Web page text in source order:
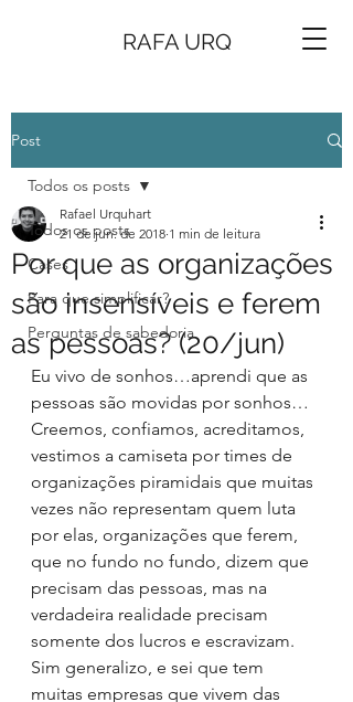
RAFA URQ
Post
Todos os posts
Cases
Para que simplificar?
Perguntas de sabedoria
Todos os posts
Por que as organizações
são insensíveis e ferem
as pessoas? (20/jun)
Rafael Urquhart
21 de jun. de 2018 1 min de leitura
Eu vivo de sonhos…aprendi que as
pessoas são movidas por sonhos…
Creemos, confiamos, acreditamos,
vestimos a camiseta por times de
organizações piramidais que muitas
vezes não representam quem luta
por elas, organizações que ferem,
que no fundo no fundo, dizem que
precisam das pessoas, mas na
verdadeira realidade precisam
somente dos lucros e escravizam.
Sim generalizo, e sei que tem
muitas empresas que vivem das